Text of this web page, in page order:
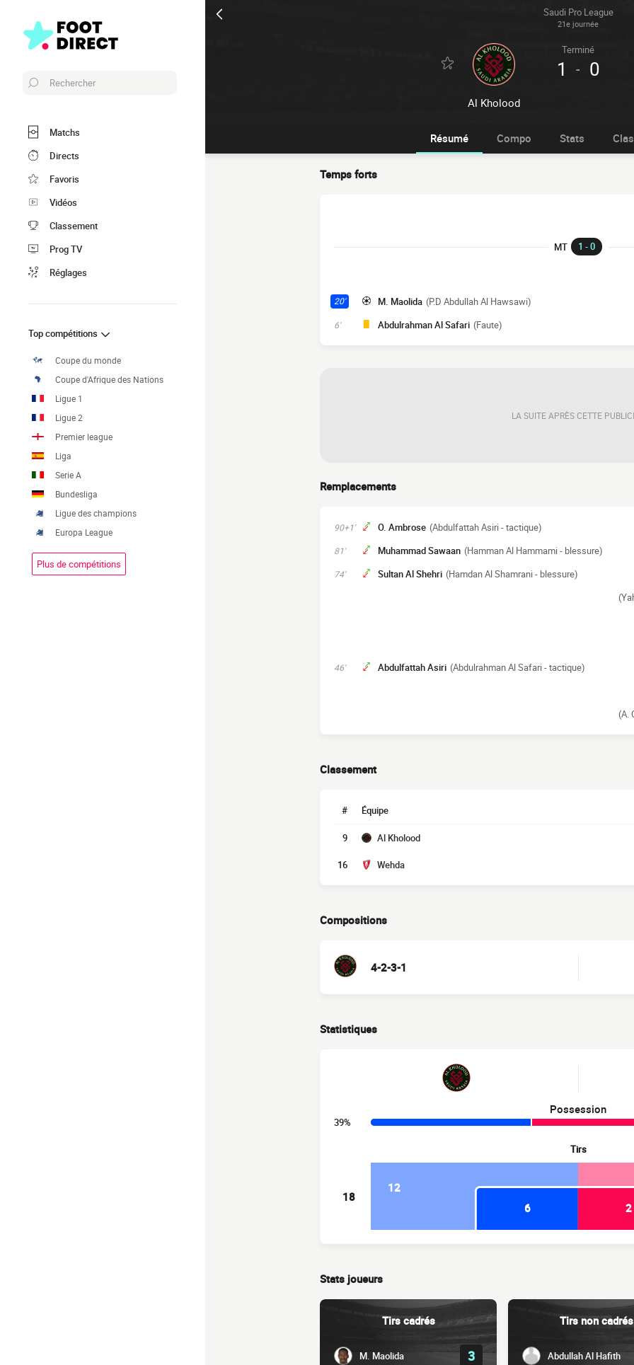
Saudi Pro League
21e journée
Al Kholood
Terminé
1 - 0
Rechercher
Matchs
Directs
Favoris
Vidéos
Classement
Prog TV
Réglages
Top compétitions
Coupe du monde
Coupe d'Afrique des Nations
Ligue 1
Ligue 2
Premier league
Liga
Serie A
Bundesliga
Ligue des champions
Europa League
Plus de compétitions
Résumé Compo Stats
Temps forts
MT 1 - 0
20' M. Maolida (P.D Abdullah Al Hawsawi)
6' Abdulrahman Al Safari (Faute)
LA SUITE APRÈS CETTE
Remplacements
90+1' O. Ambrose (Abdulfattah Asiri - tactique)
81' Muhammad Sawaan (Hamman Al Hammami - blessure)
74' Sultan Al Shehri (Hamdan Al Shamrani - blessure)
46' Abdulfattah Asiri (Abdulrahman Al Safari - tactique)
(A.
Classement
# Équipe
9 Al Kholood
16 Wehda
Compositions
4-2-3-1
Statistiques
Possession
39%
Tirs
18
12
6
2
Stats joueurs
Tirs cadrés
M. Maolida 3
Tirs non cadrés
Abdullah Al Hafith